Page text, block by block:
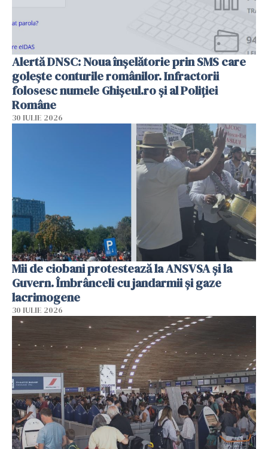
Alertă DNSC: Noua înșelătorie prin SMS care
golește conturile românilor. Infractorii
folosesc numele Ghișeul.ro și al Poliției
Române
30 IULIE 2026
Mii de ciobani protestează la ANSVSA și la
Guvern. Îmbrânceli cu jandarmii și gaze
lacrimogene
30 IULIE 2026